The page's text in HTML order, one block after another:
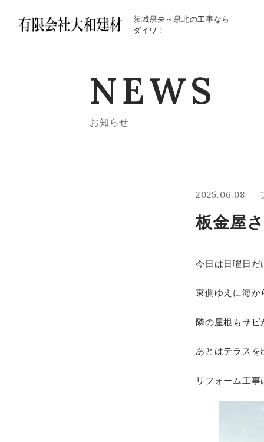
茨城県央～県北の工事なら
ダイワ！
NEWS
お知らせ
2025.06.08
板金屋
今日は日曜日だ
東側ゆえに海か
隣の屋根もサ
あとはテラス
リフォーム工